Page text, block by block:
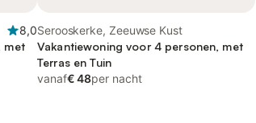
8,0
met
Serooskerke, Zeeuwse Kust
Vakantiewoning voor 4 personen, met
Terras en Tuin
vanaf€ 48per nacht